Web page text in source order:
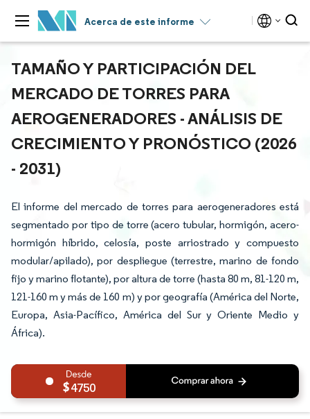
Acerca de este informe
TAMAÑO Y PARTICIPACIÓN DEL
MERCADO DE TORRES PARA
AEROGENERADORES - ANÁLISIS DE
CRECIMIENTO Y PRONÓSTICO (2026
- 2031)
El informe del mercado de torres para aerogeneradores está
segmentado por tipo de torre (acero tubular, hormigón, acero-
hormigón híbrido, celosía, poste arriostrado y compuesto
modular/apilado), por despliegue (terrestre, marino de fondo
fijo y marino flotante), por altura de torre (hasta 80 m, 81-120 m,
121-160 m y más de 160 m) y por geografía (América del Norte,
Europa, Asia-Pacífico, América del Sur y Oriente Medio y
África).
4750